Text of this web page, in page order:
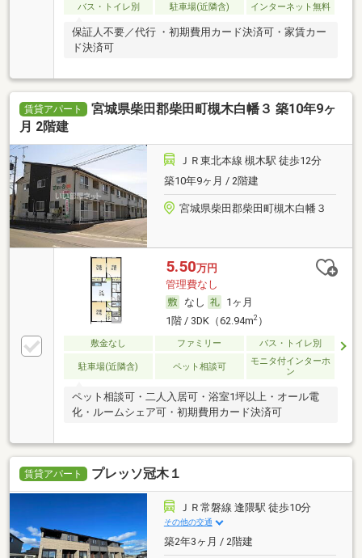
バス・トイレ別
駐車場(近隣含) インターネット無料
保証人不要／代行 ・初期費用カード決済可・家賃カー
ド決済可
賃貸アパート
宮城県柴田郡柴田町槻木白幡３ 築10年9ヶ
月 2階建
ＪＲ東北本線 槻木駅 徒歩12分
築10年9ヶ月 / 2階建
宮城県柴田郡柴田町槻木白幡３
5.50万円
管理費なし
なし
1ヶ月
1階 / 3DK（62.94m2）
敷金なし ファミリー バス・トイレ別
駐車場(近隣含) ペット相談可
モニタ付インターホ
ン
ペット相談可・二人入居可・浴室1坪以上・オール電
化・ルームシェア可・初期費用カード決済可
賃貸アパート プレッソ冠木１
ＪＲ常磐線 逢隈駅 徒歩10分
その他の交通
築2年3ヶ月 / 2階建